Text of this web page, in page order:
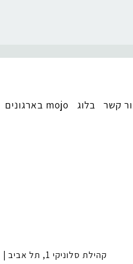
mojo בארגונים בלוג קשר
קהילת סלוניקי 1, תל אביב |